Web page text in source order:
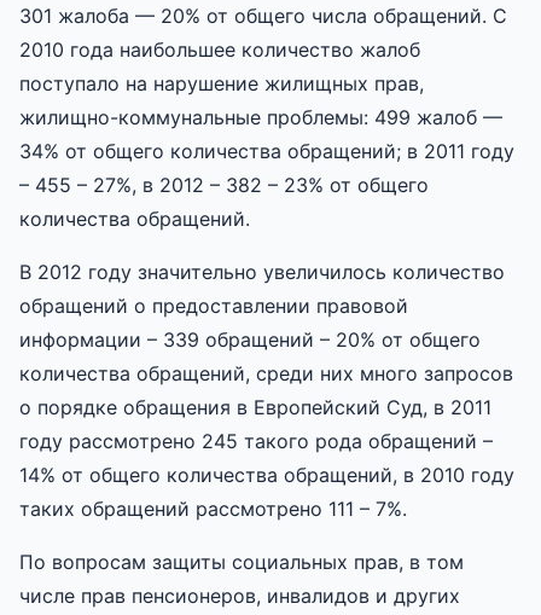
301 жалоба — 20% от общего числа обращений. С
2010 года наибольшее количество жалоб
поступало на нарушение жилищных прав,
жилищно-коммунальные проблемы: 499 жалоб —
34% от общего количества обращений; в 2011 году
– 455 – 27%, в 2012 – 382 – 23% от общего
количества обращений.
В 2012 году значительно увеличилось количество
обращений о предоставлении правовой
информации – 339 обращений – 20% от общего
количества обращений, среди них много запросов
о порядке обращения в Европейский Суд, в 2011
году рассмотрено 245 такого рода обращений –
14% от общего количества обращений, в 2010 году
таких обращений рассмотрено 111 – 7%.
По вопросам защиты социальных прав, в том
числе прав пенсионеров, инвалидов и других